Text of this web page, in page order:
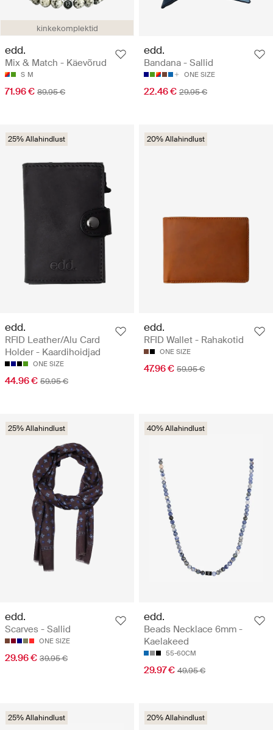
kinkekomplektid
edd.
Mix & Match - Käevõrud
S M
71.96 € 89.95 €
edd.
Bandana - Sallid
ONE SIZE
22.46 € 29.95 €
25% Allahindlust
edd.
RFID Leather/Alu Card
Holder - Kaardihoidjad
ONE SIZE
44.96 € 59.95 €
20% Allahindlust
edd.
RFID Wallet - Rahakotid
ONE SIZE
47.96 € 59.95 €
25% Allahindlust
edd.
Scarves - Sallid
ONE SIZE
29.96 € 39.95 €
40% Allahindlust
edd.
Beads Necklace 6mm -
Kaelakeed
55-60CM
29.97 € 49.95 €
25% Allahindlust 20% Allahindlust